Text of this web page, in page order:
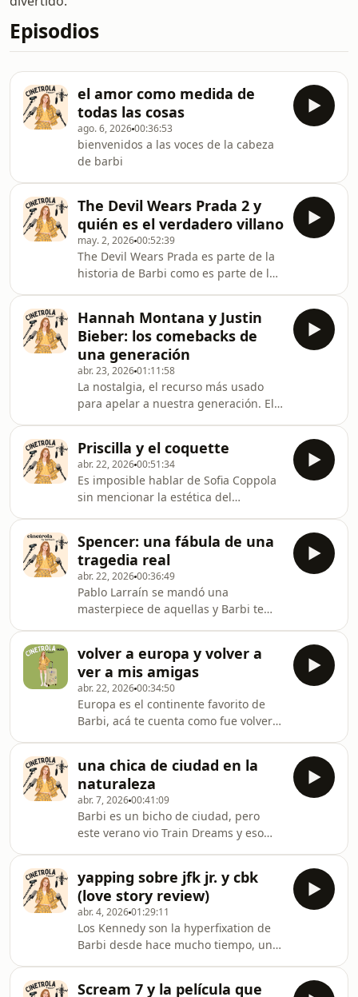
Episodios
el amor como medida de
todas las cosas
ago. 6, 202600:36:53
bienvenidos a las voces de la cabeza
de barbi
The Devil Wears Prada 2 y
quién es el verdadero villano
may. 2, 202600:52:39
The Devil Wears Prada es parte de la
historia de Barbi como es parte de la
aterrada de que esta secuela salga
mal y estaba lista para salir del cine
completamente furiosa. Pero el
mundo de Meryl Streep funciona de
maneras maravillosas y asi es como
esta secuela terminó funcionando.
Hannah Montana y Justin
Bieber: los comebacks de
una generación
abr. 23, 202601:11:58
La nostalgia, el recurso más usado
para apelar a nuestra generación. El
episodio Barbi habla de dos
comebacks extremadamente
nostálgicos: Hannah Montana y Justin
Bieber. 7:48 por qué somos una
generación nostálgica?15:00 Hannah
Montana 20th Anniversary 40:18
Bieberchella
Priscilla y el coquette
abr. 22, 202600:51:34
Es imposible hablar de Sofia Coppola
sin mencionar la estética del
Enjoy este 2x1.
Spencer: una fábula de una
tragedia real
abr. 22, 202600:36:49
Pablo Larraín se mandó una
masterpiece de aquellas y Barbi te
Oscars no nominaron el vestuario de
Spencer y también te explica por
qué!! Aguante Diana y el cine.
volver a europa y volver a
ver a mis amigas
abr. 22, 202600:34:50
Europa es el continente favorito de
Barbi, acá te cuenta como fue volver
una chica de ciudad en la
naturaleza
abr. 7, 202600:41:09
Barbi es un bicho de ciudad, pero
este verano vio Train Dreams y eso
Barbi les comparte los pensamientos
que tuvo en la Patagonia argentina
mientras peca de porteña Y
palermitana. A no olvidarse de lo
palermitana.
yapping sobre jfk jr. y cbk
(love story review)
abr. 4, 202601:29:11
Los Kennedy son la hyperfixation de
Barbi desde hace mucho tiempo, una
Scream 7 y la película que